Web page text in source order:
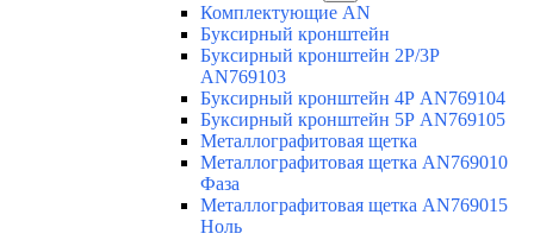
Комплектующие AN
Буксирный кронштейн
Буксирный кронштейн 2Р/3Р
AN769103
Буксирный кронштейн 4Р AN769104
Буксирный кронштейн 5Р AN769105
Металлографитовая щетка
Металлографитовая щетка AN769010
Фаза
Металлографитовая щетка AN769015
Ноль